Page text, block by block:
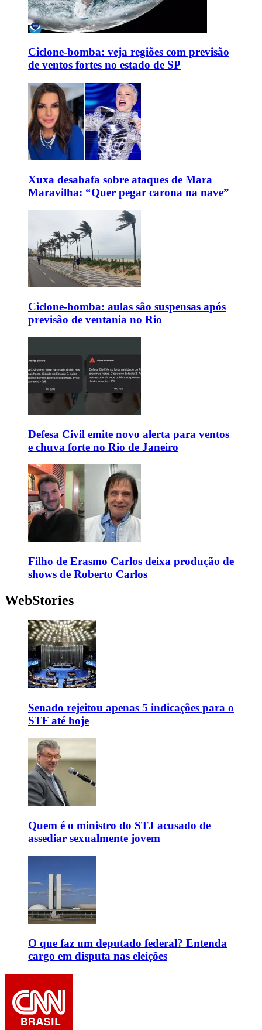
Ciclone-bomba: veja regiões com previsão
de ventos fortes no estado de SP
Xuxa desabafa sobre ataques de Mara
Maravilha: “Quer pegar carona na nave”
Ciclone-bomba: aulas são suspensas após
previsão de ventania no Rio
Defesa Civil emite novo alerta para ventos
e chuva forte no Rio de Janeiro
Filho de Erasmo Carlos deixa produção de
shows de Roberto Carlos
WebStories
Senado rejeitou apenas 5 indicações para o
STF até hoje
Quem é o ministro do STJ acusado de
assediar sexualmente jovem
O que faz um deputado federal? Entenda
cargo em disputa nas eleições